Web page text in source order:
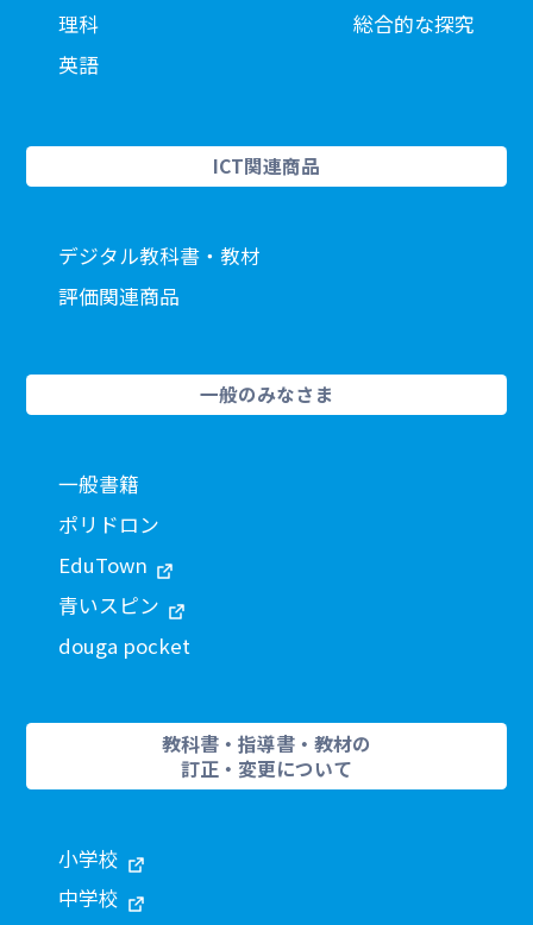
理科
英語
総合的な探究
ICT関連商品
デジタル教科書・教材
評価関連商品
一般のみなさま
一般書籍
ポリドロン
EduTown
青いスピン
douga pocket
教科書・指導書・教材の
訂正・変更について
小学校
中学校